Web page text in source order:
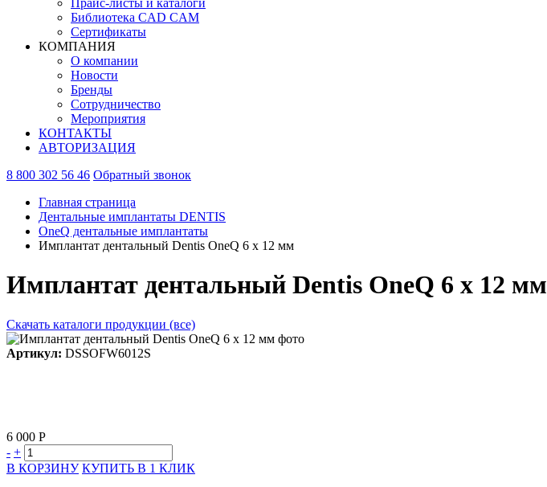
Прайс-листы и каталоги
Библиотека CAD CAM
Сертификаты
КОМПАНИЯ
О компании
Новости
Бренды
Сотрудничество
Мероприятия
КОНТАКТЫ
АВТОРИЗАЦИЯ
8 800 302 56 46 Обратный звонок
Главная страница
Дентальные имплантаты DENTIS
OneQ дентальные имплантаты
Имплантат дентальный Dentis OneQ 6 x 12 мм
Имплантат дентальный Dentis OneQ 6 x 12 мм
Скачать каталоги продукции (все)
Артикул: DSSOFW6012S
6 000 Р
- +
В КОРЗИНУ КУПИТЬ В 1 КЛИК